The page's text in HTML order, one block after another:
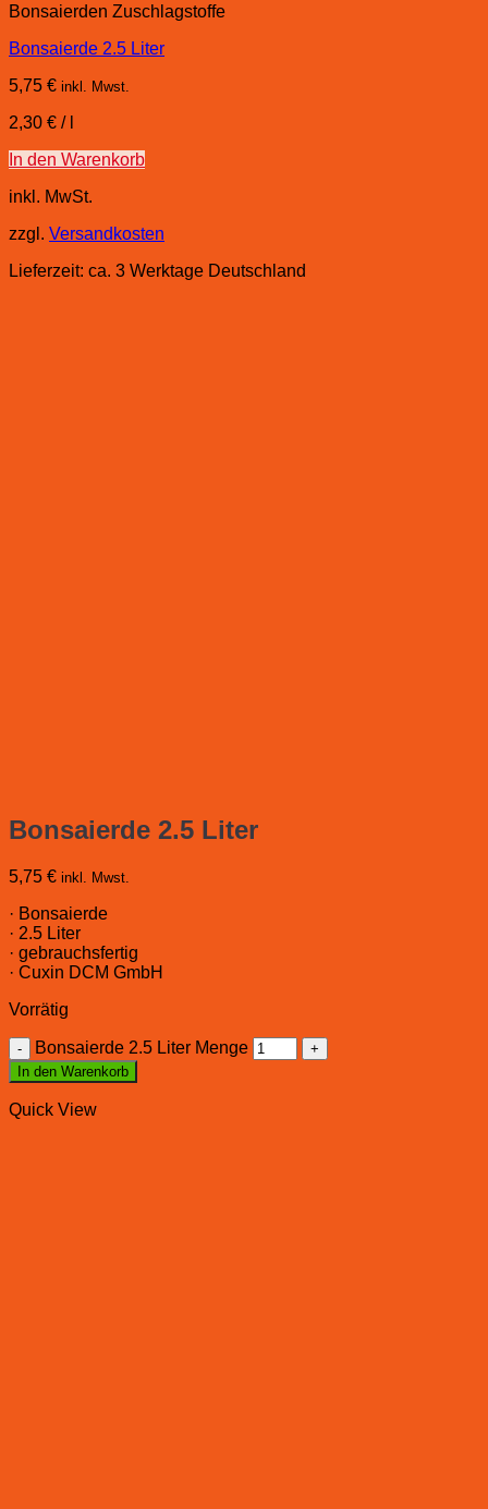
Bonsaierden Zuschlagstoffe
Bonsaierde 2.5 Liter
5,75 € inkl. Mwst.
2,30 € /
In den Warenkorb
inkl. MwSt.
zzgl. Versandkosten
Lieferzeit: ca. 3 Werktage Deutschland
Bonsaierde 2.5 Liter
5,75 € inkl. Mwst.
· Bonsaierde
· 2.5 Liter
· gebrauchsfertig
· Cuxin DCM GmbH
Vorrätig
Bonsaierde 2.5 Liter Menge
In den Warenkorb
Quick View